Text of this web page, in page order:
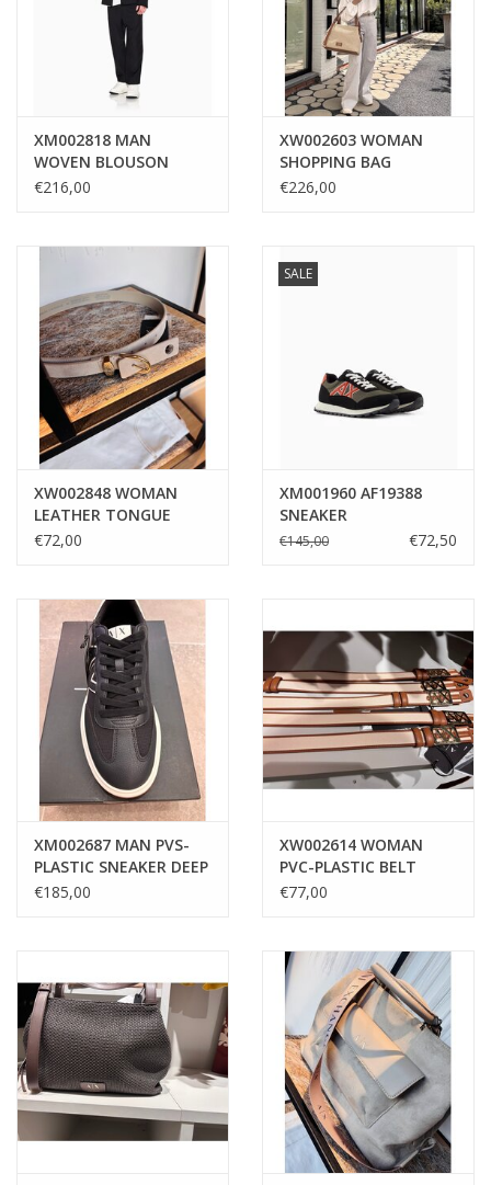
XM002818 MAN
WOVEN BLOUSON
JACKET
€216,00
XW002603 WOMAN
SHOPPING BAG
NATURAL SALINE CLAY
€226,00
XW002848 WOMAN
LEATHER TONGUE
BELT SAND
€72,00
SALE
XM001960 AF19388
SNEAKER
€145,00 €72,50
XM002687 MAN PVS-
PLASTIC SNEAKER DEEP
NAVY+OFF WHITE
€185,00
XW002614 WOMAN
PVC-PLASTIC BELT
NATURAL
€77,00